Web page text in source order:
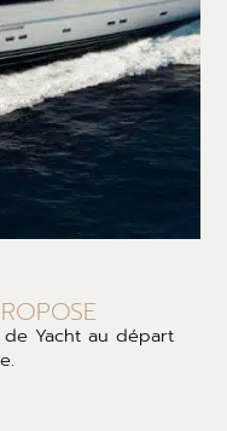
Yacht au départ